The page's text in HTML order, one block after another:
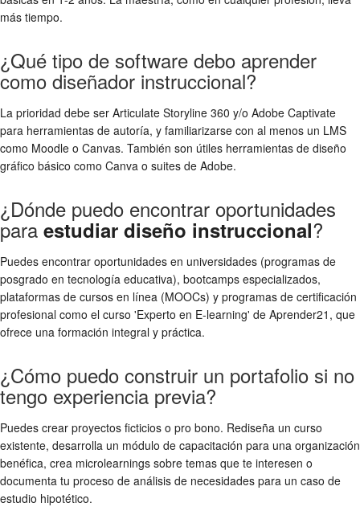
más tiempo.
¿Qué tipo de software debo aprender
como diseñador instruccional?
La prioridad debe ser Articulate Storyline 360 y/o Adobe Captivate
para herramientas de autoría, y familiarizarse con al menos un LMS
como Moodle o Canvas. También son útiles herramientas de diseño
gráfico básico como Canva o suites de Adobe.
¿Dónde puedo encontrar oportunidades
para estudiar diseño instruccional?
Puedes encontrar oportunidades en universidades (programas de
posgrado en tecnología educativa), bootcamps especializados,
plataformas de cursos en línea (MOOCs) y programas de certificación
profesional como el curso 'Experto en E-learning' de Aprender21, que
ofrece una formación integral y práctica.
¿Cómo puedo construir un portafolio si no
tengo experiencia previa?
Puedes crear proyectos ficticios o pro bono. Rediseña un curso
existente, desarrolla un módulo de capacitación para una organización
benéfica, crea microlearnings sobre temas que te interesen o
documenta tu proceso de análisis de necesidades para un caso de
estudio hipotético.